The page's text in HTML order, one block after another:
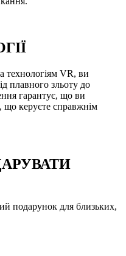
технологіям VR, ви
плавного зльоту до
гарантує, що ви
що керуєте справжнім
подарунок для близьких,